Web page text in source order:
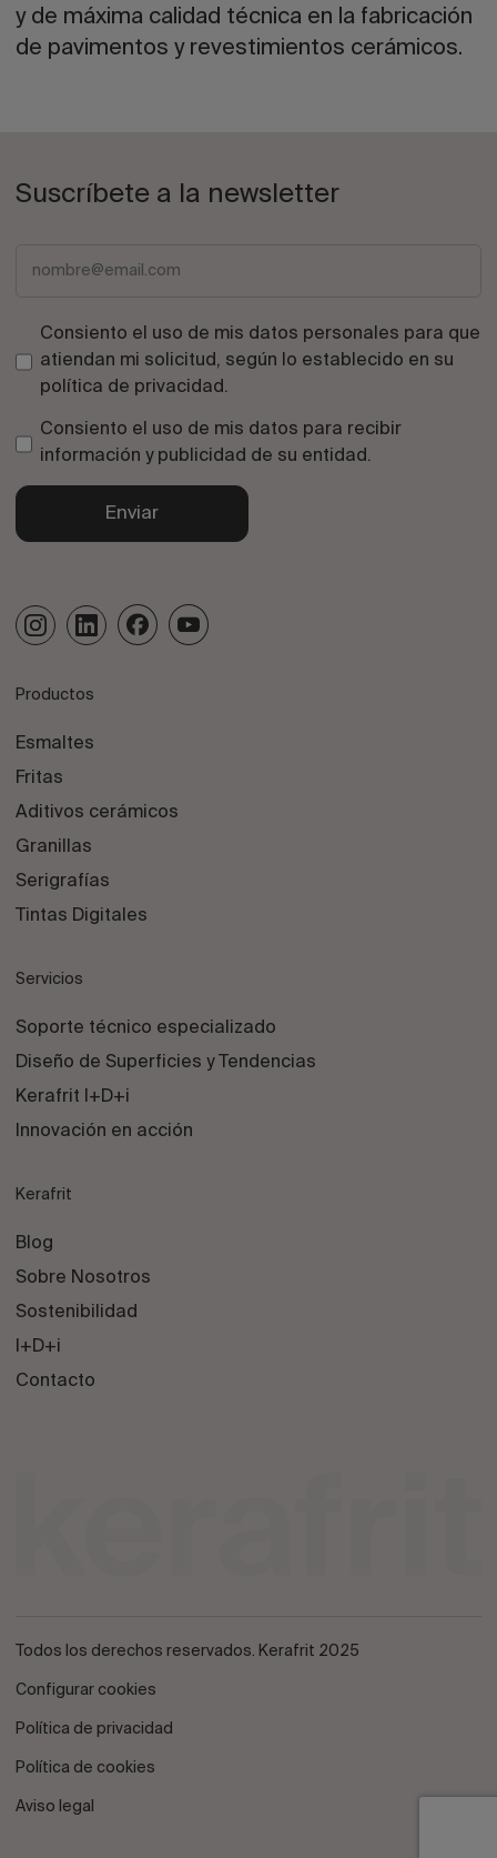
y de máxima calidad técnica en la fabricación
de pavimentos y revestimientos cerámicos.
Suscríbete a la newsletter
Consiento el uso de mis datos personales para que
atiendan mi solicitud, según lo establecido en su
política de privacidad.
Consiento el uso de mis datos para recibir
información y publicidad de su entidad.
Enviar
Productos
Esmaltes
Fritas
Aditivos cerámicos
Granillas
Serigrafías
Tintas Digitales
Servicios
Soporte técnico especializado
Diseño de Superficies y Tendencias
Kerafrit I+D+i
Innovación en acción
Kerafrit
Blog
Sobre Nosotros
Sostenibilidad
I+D+i
Contacto
Todos los derechos reservados. Kerafrit 2025
Configurar cookies
Política de privacidad
Política de cookies
Aviso legal